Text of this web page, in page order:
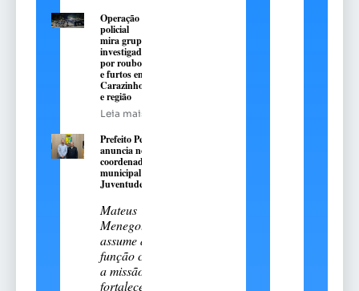
Operação
policial
mira grupo
investigado
por roubos
e furtos em
Carazinho
e região
Leia mais
Prefeito Pedro
anuncia novo
coordenador
municipal da
Juventude
Mateus
Menegotto
assume a
função com
a missão de
fortalecer